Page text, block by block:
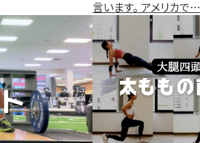
言います。 アメリカで…